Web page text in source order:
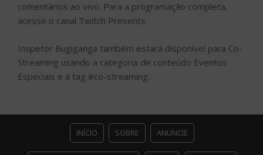
comentários ao vivo. Para a programação completa,
acesse o canal Twitch Presents.
Inspetor Bugiganga também estará disponível para Co-
Streaming usando a categoria de conteúdo Eventos
Especiais e a tag #co-streaming.
INÍCIO SOBRE ANUNCIE